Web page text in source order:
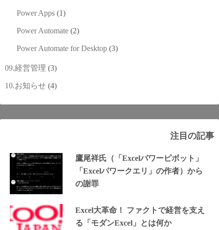
Power Apps (1)
Power Automate (2)
Power Automate for Desktop (3)
09.経営管理 (3)
10.お知らせ (4)
注目の記事
鷹尾祥氏（「Excelパワーピボット」
「Excelパワークエリ」の作者）から
の謝罪
Excel大革命！ ファクトで経営を支え
る「モダンExcel」とは何か